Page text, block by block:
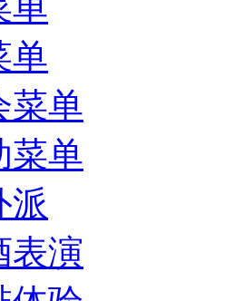
单
单
菜单
菜单
派
表演